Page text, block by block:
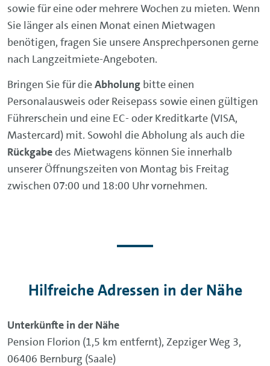
sowie für eine oder mehrere Wochen zu mieten. Wenn
Sie länger als einen Monat einen Mietwagen
benötigen, fragen Sie unsere Ansprechpersonen gerne
nach Langzeitmiete-Angeboten.
Bringen Sie für dieAbholung bitte einen
Personalausweis oder Reisepass sowie einen gültigen
Führerschein und eine EC- oder Kreditkarte (VISA,
Mastercard) mit. Sowohl die Abholung als auch die
Rückgabedes Mietwagens können Sie innerhalb
unserer Öffnungszeiten von Montag bis Freitag
zwischen 07:00 und 18:00 Uhr vornehmen.
Hilfreiche Adressen in der Nähe
Unterkünfte in der Nähe
Pension Florion (1,5 km entfernt), Zepziger Weg 3,
06406 Bernburg (Saale)